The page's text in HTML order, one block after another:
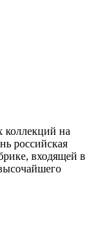
коллекций на
российская
входящей в